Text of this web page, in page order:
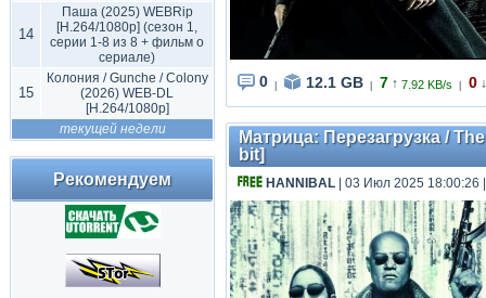
14
Паша (2025) WEBRip
[H.264/1080p] (сезон 1,
серии 1-8 из 8 + фильм о
сериале)
15
Колония / Gunche / Colony
(2026) WEB-DL
[H.264/1080p]
текущей недели
Рекомендуем
0 12.1 GB 7 ↑ 7.92 KB/s 0 ↓
Матрица: Перезагрузка /
bit]
HANNIBAL | 03 Июл 2025 18:00:26